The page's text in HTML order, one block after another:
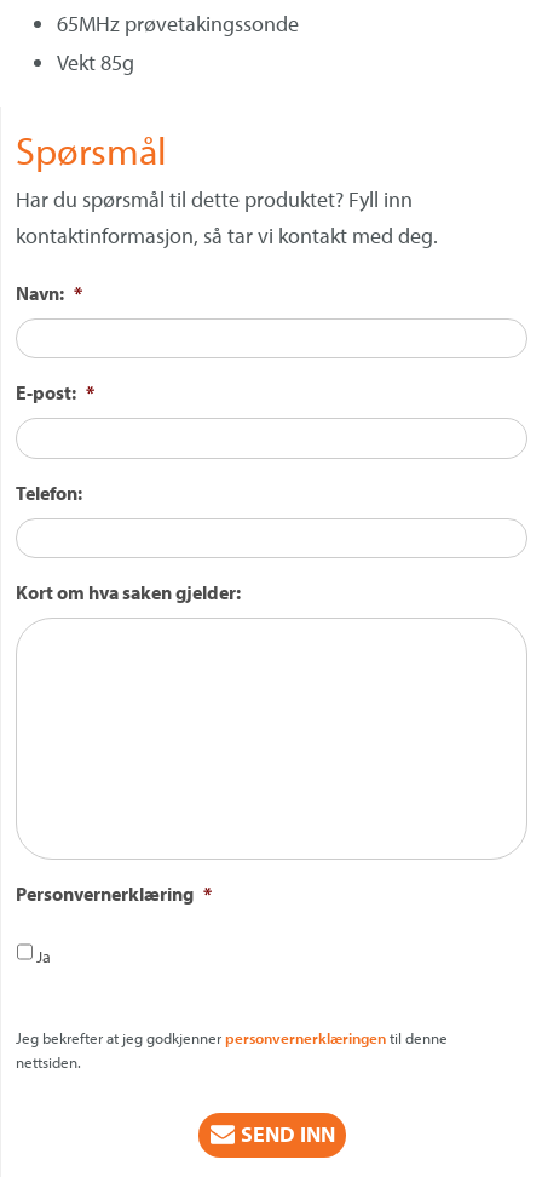
65MHz prøvetakingssonde
Vekt 85g
Spørsmål
Har du spørsmål til dette produktet? Fyll inn
kontaktinformasjon, så tar vi kontakt med deg.
Navn: *
E-post: *
Telefon:
Kort om hva saken gjelder:
Personvernerklæring *
Ja
Jeg bekrefter at jeg godkjennerpersonvernerklæringentil denne
nettsiden.